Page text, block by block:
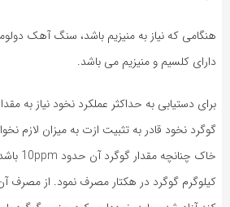
هنگامی که نیاز به منیزیم باشد، سنگ آهک
دارای کلسیم و منیزیم می باشد.
برای دستیابی به حداکثر عملکرد نخود نیاز به
گوگرد نخود قادر به تثبیت ازت به میزان لازم
کیلوگرم گوگرد در هکتار مصرف نمود. از مصرف